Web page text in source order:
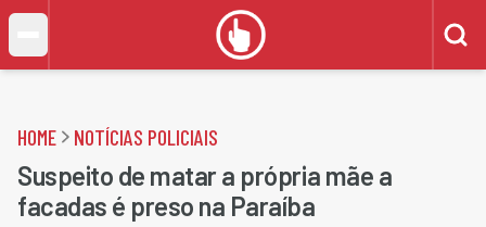
HOME NOTÍCIAS POLICIAIS
Suspeito de matar a própria mãe a
facadas é preso na Paraíba